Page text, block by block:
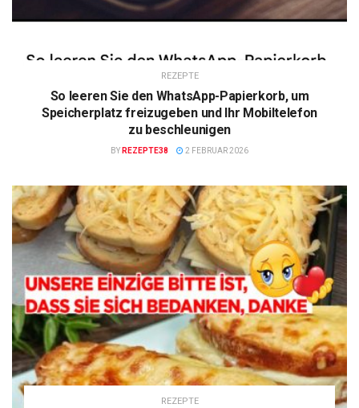
REZEPTE
So leeren Sie den WhatsApp-Papierkorb, um
Speicherplatz freizugeben und Ihr Mobiltelefon
zu beschleunigen
BY REZEPTE38 2 FEBRUAR 2026
REZEPTE